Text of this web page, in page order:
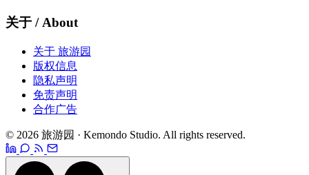
关于 / About
关于 旅游园
版权信息
隐私声明
免责声明
合作广告
© 2026 旅游园 · Kemondo Studio. All rights reserved.